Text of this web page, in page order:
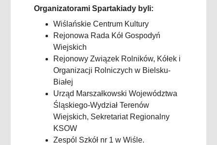
Organizatorami Spartakiady byli:
Wiślańskie Centrum Kultury
Rejonowa Rada Kół Gospodyń
Wiejskich
Rejonowy Związek Rolników, Kółek i
Organizacji Rolniczych w Bielsku-
Białej
Urząd Marszałkowski Województwa
Śląskiego-Wydział Terenów
Wiejskich, Sekretariat Regionalny
KSOW
Zespól Szkół nr 1 w Wiśle.